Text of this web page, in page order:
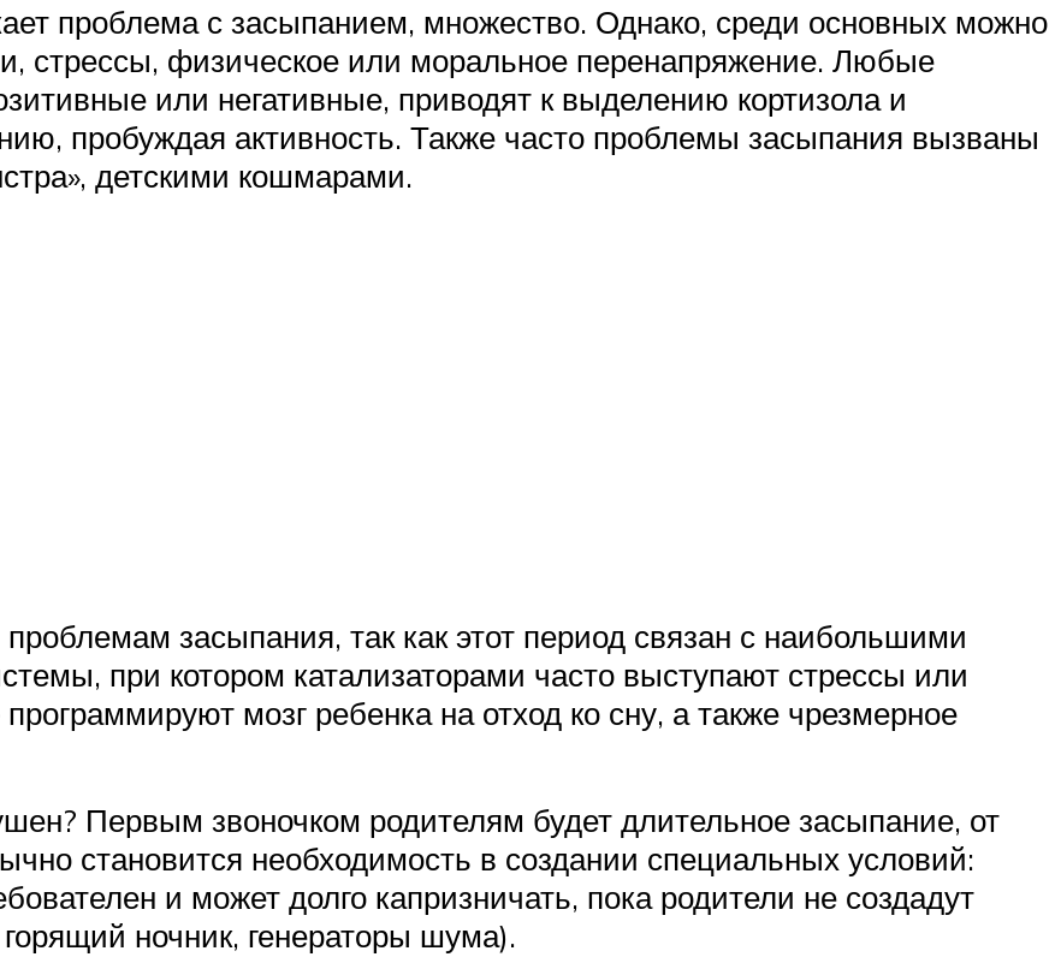
проблема с засыпанием, множество. Однако, среди основных можно
стрессы, физическое или моральное перенапряжение. Любые
или негативные, приводят к выделению кортизола и
пробуждая активность. Также часто проблемы засыпания вызваны
детскими кошмарами.
засыпания, так как этот период связан с наибольшими
при котором катализаторами часто выступают стрессы или
мозг ребенка на отход ко сну, а также чрезмерное
Первым звоночком родителям будет длительное засыпание, от
становится необходимость в создании специальных условий:
и может долго капризничать, пока родители не создадут
ночник, генераторы шума).